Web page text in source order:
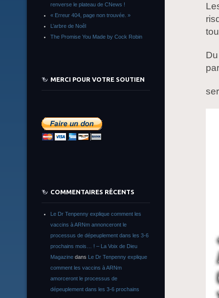
renverse le plateau de CNews !
« Erreur 404, page non trouvée. »
L’arbre de Noêl
The Promise You Made by Cock Robin
MERCI POUR VOTRE SOUTIEN
COMMENTAIRES RÉCENTS
Le Dr Tenpenny explique comment les
vaccins à ARNm annonceront le
processus de dépeuplement dans les 3-6
prochains mois… ! – La Voix de Dieu
Magazine dans Le Dr Tenpenny explique
comment les vaccins à ARNm
amorceront le processus de
dépeuplement dans les 3-6 prochains